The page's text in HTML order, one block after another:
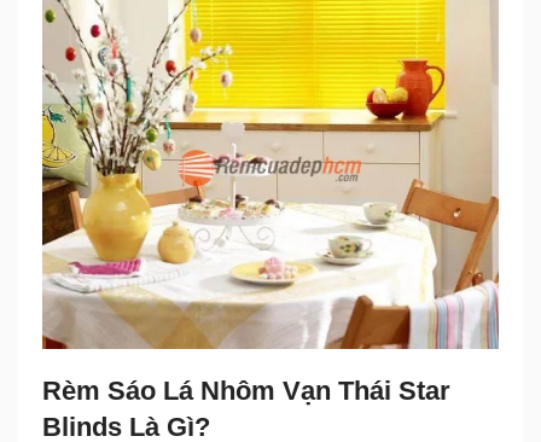
Rèm Sáo Lá Nhôm Vạn Thái Star
Blinds Là Gì?